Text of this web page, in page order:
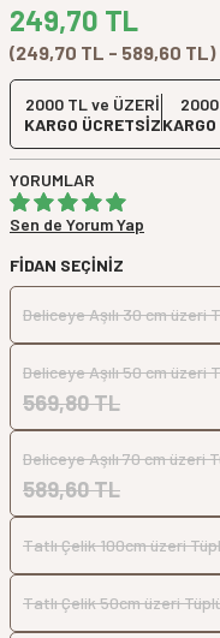
249,70 TL
(249,70 TL - 589,60 TL)
2000 TL ve ÜZERİ
KARGO ÜCRETSİZ
YORUMLAR
Sen de Yorum Yap
FIDAN SEÇINIZ
Deliceye Aşılı 30 cm üzeri
Deliceye Aşılı 50 cm üzeri
569,80 TL
Deliceye Aşılı 70 cm üzeri
589,60 TL
Tatlı Çelik 100cm üzeri
Tatlı Çelik 50cm üzeri